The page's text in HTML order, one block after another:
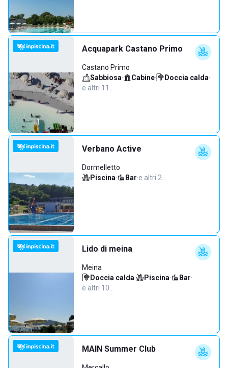
Acquapark Castano Primo
Castano Primo
Sabbiosa· Cabine· Doccia calda·
e altri 11…
Verbano Active
Dormelletto
Piscina· Bar·e altri 2…
Lido di meina
Meina
Doccia calda· Piscina· Bar·
e altri 10…
MAIN Summer Club